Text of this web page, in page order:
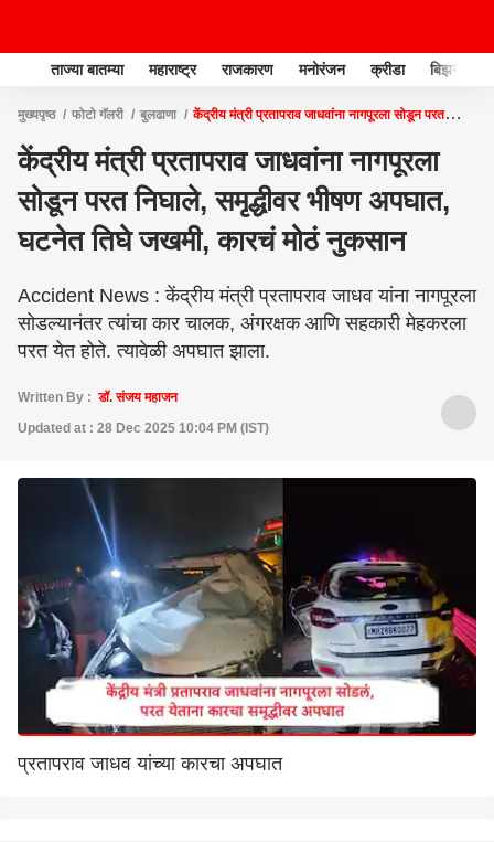
ताज्या बातम्या महाराष्ट्र राजकारण मनोरंजन क्रीडा बिझनेस
मुख्यपृष्ठ फोटो गॅलरी बुलढाणा
केंद्रीय मंत्री प्रतापराव जाधवांना नागपूरला सोडून परत
केंद्रीय मंत्री प्रतापराव जाधवांना नागपूरला
सोडून परत निघाले, समृद्धीवर भीषण अपघात,
घटनेत तिघे जखमी, कारचं मोठं नुकसान
Accident News : केंद्रीय मंत्री प्रतापराव जाधव यांना नागपूरला
सोडल्यानंतर त्यांचा कार चालक, अंगरक्षक आणि सहकारी मेहकरला
परत येत होते. त्यावेळी अपघात झाला.
Written By :डॉ. संजय महाजन
Updated at : 28 Dec 2025 10:04 PM (IST)
प्रतापराव जाधव यांच्या कारचा अपघात